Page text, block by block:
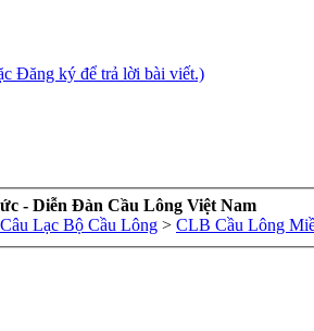
Đăng ký để trả lời bài viết.)
- Diễn Đàn Cầu Lông Việt Nam
Câu Lạc Bộ Cầu Lông > CLB Cầu Lông